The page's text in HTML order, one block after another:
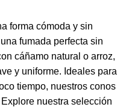
forma cómoda y sin
fumada perfecta sin
cáñamo natural o arroz,
y uniforme. Ideales para
tiempo, nuestros conos
nuestra selección